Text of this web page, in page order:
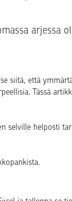
arjessa
siitä, että
Tässä
selville helposti